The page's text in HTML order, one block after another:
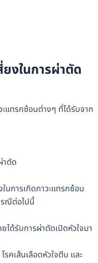
ยงในการผ่าตัด
แทรกซ้อนต่างๆ ที่ได้รับจาก
าตัด
นการเกิดภาวะแทรกซ้อน
รณีต่อไปนี้
ได้รับการผ่าตัดเปิดหัวใจมา
โรคเส้นเลือดหัวใจตีบ และ